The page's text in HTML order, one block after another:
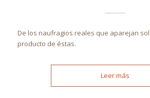
De los naufragios reales que aparejan
producto de éstas.
Leer más